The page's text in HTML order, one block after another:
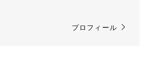
プロフィール